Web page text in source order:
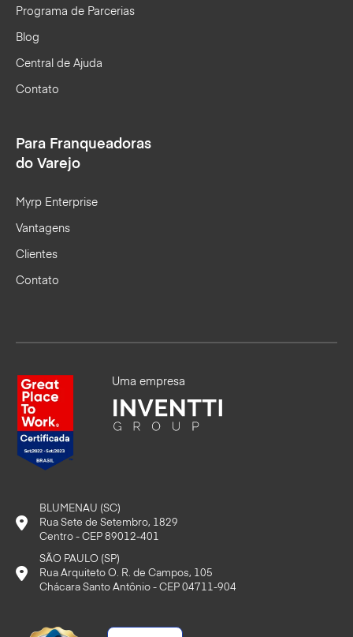
Programa de Parcerias
Blog
Central de Ajuda
Contato
Para Franqueadoras
do Varejo
Myrp Enterprise
Vantagens
Clientes
Contato
Uma empresa
BLUMENAU (SC)
Rua Sete de Setembro, 1829
Centro - CEP 89012-401
SÃO PAULO (SP)
Rua Arquiteto O. R. de Campos, 105
Chácara Santo Antônio - CEP 04711-904